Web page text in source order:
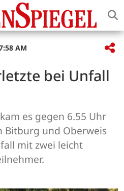
AM
bei Unfall
es gegen 6.55 Uhr
Bitburg und Oberweis
mit zwei leicht